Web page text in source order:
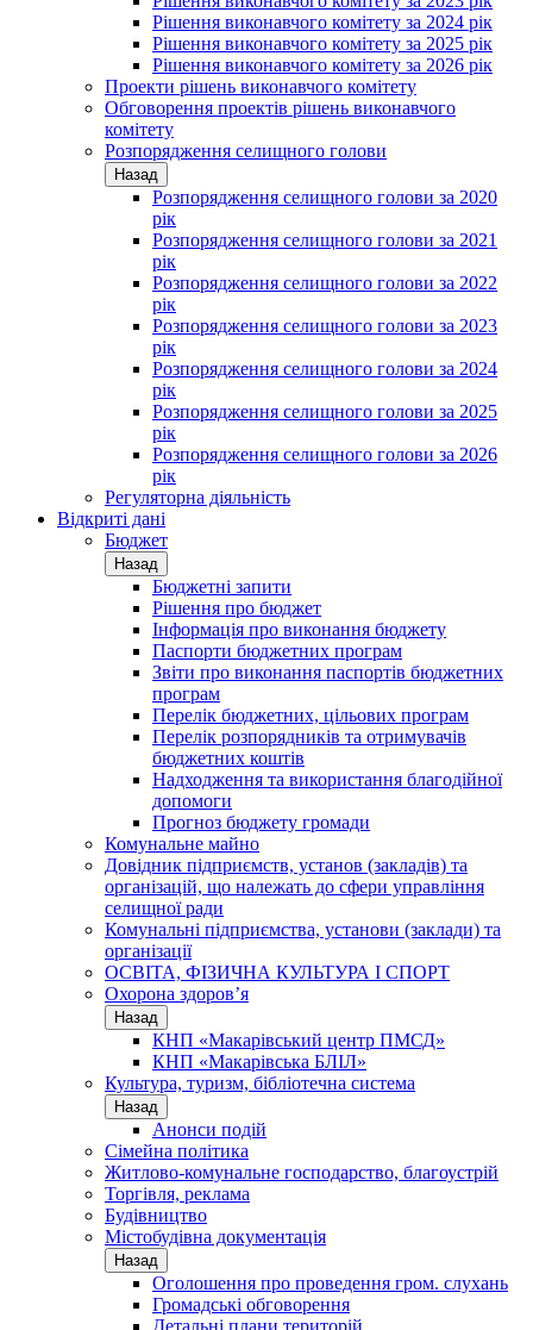
Рішення виконавчого комітету за 2024 рік
Рішення виконавчого комітету за 2025 рік
Рішення виконавчого комітету за 2026 рік
Проекти рішень виконавчого комітету
Обговорення проектів рішень виконавчого
комітету
Розпорядження селищного голови
Назад
Розпорядження селищного голови за 2020
рік
Розпорядження селищного голови за 2021
рік
Розпорядження селищного голови за 2022
рік
Розпорядження селищного голови за 2023
рік
Розпорядження селищного голови за 2024
рік
Розпорядження селищного голови за 2025
рік
Розпорядження селищного голови за 2026
рік
Регуляторна діяльність
Відкриті дані
Бюджет
Назад
Бюджетні запити
Рішення про бюджет
Інформація про виконання бюджету
Паспорти бюджетних програм
Звіти про виконання паспортів бюджетних
програм
Перелік бюджетних, цільових програм
Перелік розпорядників та отримувачів
бюджетних коштів
Надходження та використання благодійної
допомоги
Прогноз бюджету громади
Комунальне майно
Довідник підприємств, установ (закладів) та
організацій, що належать до сфери управління
селищної ради
Комунальні підприємства, установи (заклади) та
організації
ОСВІТА, ФІЗИЧНА КУЛЬТУРА І СПОРТ
Охорона здоров’я
Назад
КНП «Макарівський центр ПМСД»
КНП «Макарівська БЛІЛ»
Культура, туризм, бібліотечна система
Назад
Анонси подій
Сімейна політика
Житлово-комунальне господарство, благоустрій
Торгівля, реклама
Будівництво
Містобудівна документація
Назад
Оголошення про проведення гром. слухань
Громадські обговорення
Детальні плани територій